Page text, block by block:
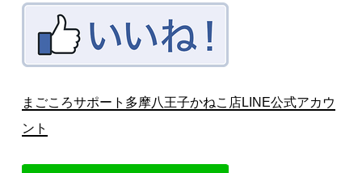
まごころサポート多摩八王子かねこ店LINE公式アカウ
ント